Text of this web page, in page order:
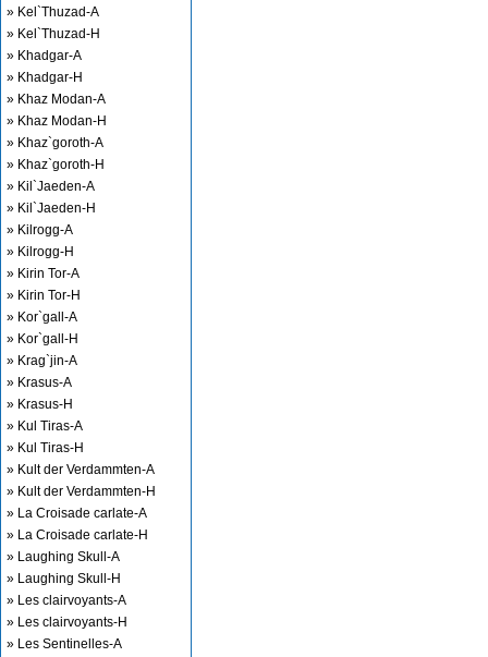
» Kel`Thuzad-A
» Kel`Thuzad-H
» Khadgar-A
» Khadgar-H
» Khaz Modan-A
» Khaz Modan-H
» Khaz`goroth-A
» Khaz`goroth-H
» Kil`Jaeden-A
» Kil`Jaeden-H
» Kilrogg-A
» Kilrogg-H
» Kirin Tor-A
» Kirin Tor-H
» Kor`gall-A
» Kor`gall-H
» Krag`jin-A
» Krasus-A
» Krasus-H
» Kul Tiras-A
» Kul Tiras-H
» Kult der Verdammten-A
» Kult der Verdammten-H
» La Croisade carlate-A
» La Croisade carlate-H
» Laughing Skull-A
» Laughing Skull-H
» Les clairvoyants-A
» Les clairvoyants-H
» Les Sentinelles-A